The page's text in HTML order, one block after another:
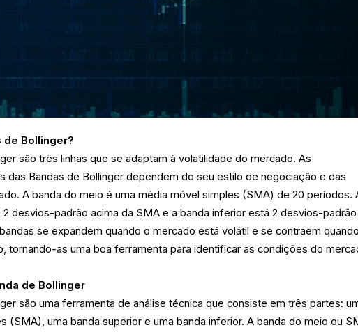
de Bollinger?
são três linhas que se adaptam à volatilidade do mercado. As
das Bandas de Bollinger dependem do seu estilo de negociação e das
A banda do meio é uma média móvel simples (SMA) de 20 períodos.
desvios-padrão acima da SMA e a banda inferior está 2 desvios-padrão
se expandem quando o mercado está volátil e se contraem
tornando-as uma boa ferramenta para identificar as condições do
de Bollinger
são uma ferramenta de análise técnica que consiste em três partes:
(SMA), uma banda superior e uma banda inferior. A banda do meio ou